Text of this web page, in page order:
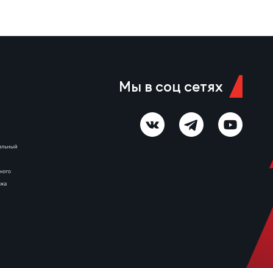
Мы в соц сетях